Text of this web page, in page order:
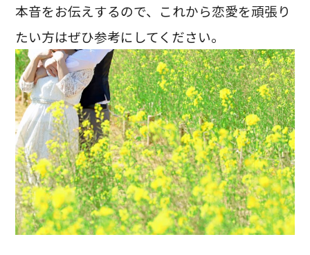
本音をお伝えするので、これから恋愛を頑張り
たい方はぜひ参考にしてください。